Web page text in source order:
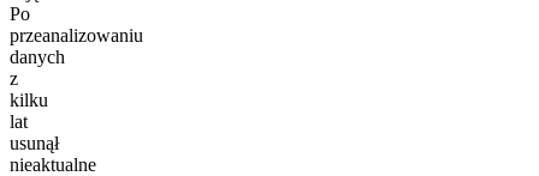
Po
przeanalizowaniu
danych
z
kilku
lat
usunął
nieaktualne